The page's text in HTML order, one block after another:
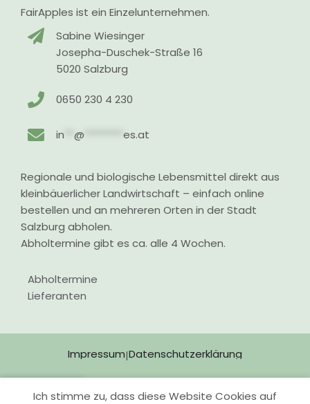
FairApples ist ein Einzelunternehmen.
Sabine Wiesinger
Josepha-Duschek-Straße 16
5020 Salzburg
0650 230 4 230
in **@ ********es.at
Regionale und biologische Lebensmittel direkt aus
kleinbäuerlicher Landwirtschaft – einfach online
bestellen und an mehreren Orten in der Stadt
Salzburg abholen.
Abholtermine gibt es ca. alle 4 Wochen.
Abholtermine
Lieferanten
Impressum|Datenschutzerklärung
Ich stimme zu, dass diese Website Cookies auf